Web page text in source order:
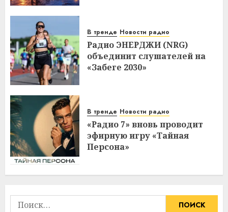
В тренде Новости радио
Радио ЭНЕРДЖИ (NRG)
объединит слушателей на
«Забеге 2030»
В тренде Новости радио
«Радио 7» вновь проводит
эфирную игру «Тайная
Персона»
Найти: